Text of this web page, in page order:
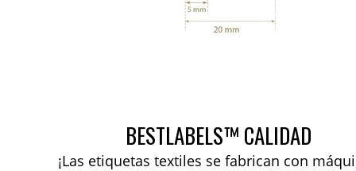
BESTLABELS™ CALIDAD
¡Las etiquetas textiles se fabrican con